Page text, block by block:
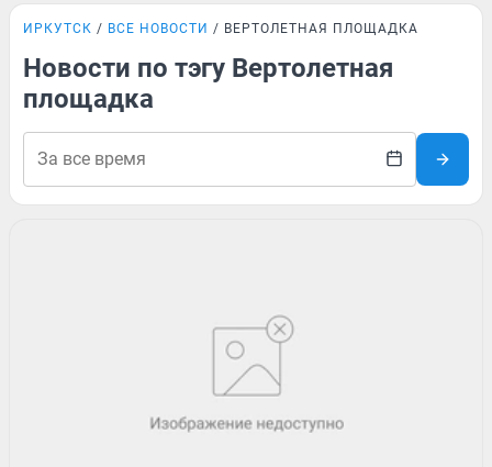
ИРКУТСК ВСЕ НОВОСТИ ВЕРТОЛЕТНАЯ ПЛОЩАДКА
Новости по тэгу Вертолетная
площадка